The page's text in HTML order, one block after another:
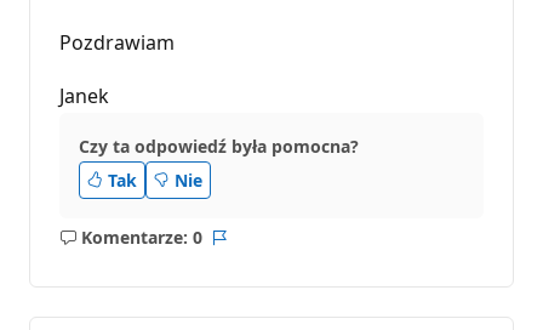
Pozdrawiam
Janek
Czy ta odpowiedź była pomocna?
Tak
Nie
Komentarze: 0
Brak